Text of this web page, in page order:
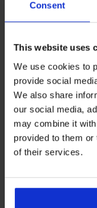
Consent
This website uses
We use cookies to
provide social
We also share
our social media,
may combine it
provided to them
of their services.
-25 % ALL25
Damska piżama
Pointelle z długimi
185,99 zł